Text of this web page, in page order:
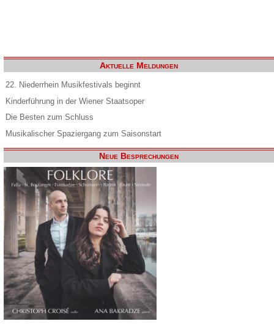
Aktuelle Meldungen
22. Niederrhein Musikfestivals beginnt
Kinderführung in der Wiener Staatsoper
Die Besten zum Schluss
Musikalischer Spaziergang zum Saisonstart
Neue Besprechungen